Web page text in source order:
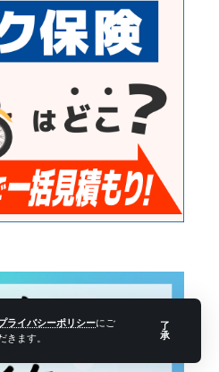
ライバシーポリシーにご
きます。
了
承